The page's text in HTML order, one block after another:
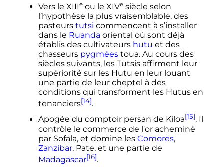
Vers le XIIIe ou le XIVe siècle selon
l’hypothèse la plus vraisemblable, des
pasteurs tutsi commencent à s’installer
dans le Ruanda oriental où sont déjà
établis des cultivateurs hutu et des
chasseurs pygméestoua. Au cours des
siècles suivants, les Tutsis affirment leur
supériorité sur les Hutu en leur louant
une partie de leur cheptel à des
conditions qui transforment les Hutus en
tenanciers[14].
Apogée du comptoir persan de Kiloa[15]. Il
contrôle le commerce de l'or acheminé
par Sofala, et domine les Comores,
Zanzibar, Pate, et une partie de
Madagascar[16].